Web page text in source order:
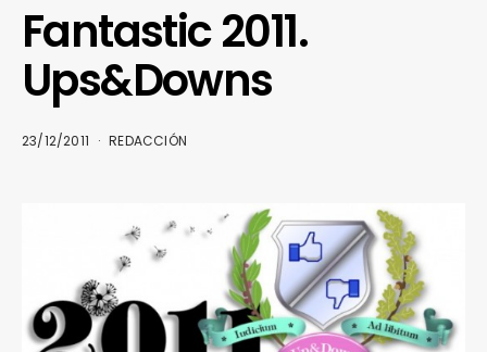
Fantastic 2011.
Ups&Downs
23/12/2011 REDACCIÓN